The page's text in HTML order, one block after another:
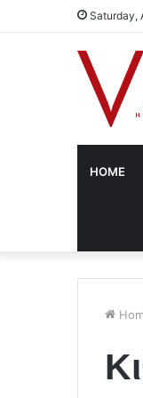
Saturday,
HOME